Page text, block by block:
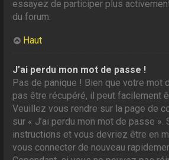
essayez de participer plus
du forum.
Haut
J’ai perdu mon mot de passe !
Pas de panique ! Bien que votre mot
pas être récupéré, il peut facilement
Veuillez vous rendre sur la page de
sur « J’ai perdu mon mot de passe ».
instructions et vous devriez être en
vous connecter de nouveau